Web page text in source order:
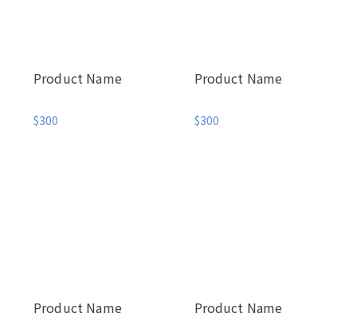
Product Name
$300
Product Name
$300
Product Name Product Name